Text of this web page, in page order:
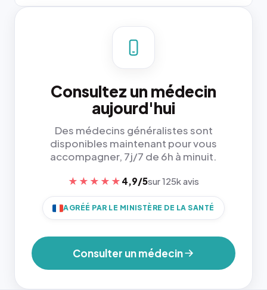
Consultez un médecin
aujourd'hui
Des médecins généralistes sont
disponibles maintenant pour vous
accompagner, 7j/7 de 6h à minuit.
★★★★★ 4,9/5sur 125k avis
AGRÉÉ PAR LE MINISTÈRE DE LA SANTÉ
Consulter un médecin